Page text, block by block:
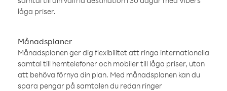
låga priser.
Månadsplaner
Månadsplanen ger dig flexibilitet att ringa internationella
samtal till hemtelefoner och mobiler till låga priser, utan
att behöva förnya din plan. Med månadsplanen kan du
spara pengar på samtalen du redan ringer